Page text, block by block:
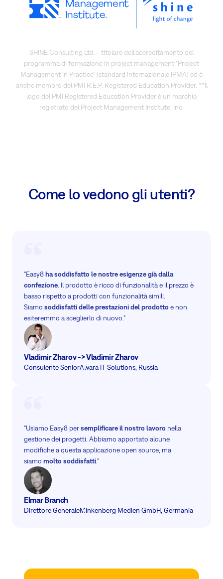
SHINE Consulting Ltd. - titolare dell'accreditamento del
programma di formazione in project management "Project
Management in Practice" (standard internazionale IPMA) ed è
anche membro del PMI R.E.P. Registered Education Provider. **Il
logo del PMI Registered Education Provider è un marchio
registrato del Project Management Institute, Inc.
Come lo vedono gli utenti?
Vladimir Zharov -> Vladimir Zharov
Consulente SeniorAwara IT Solutions, Russia
"Easy8ha soddisfatto le nostre esigenze già dalla
confezione. Il prodotto è ricco di funzionalità e il prezzo è
basso rispetto a prodotti con funzionalità simili.
Siamo soddisfatti delle prestazioni del prodottoe non
esiteremmo a sceglierlo di nuovo."
Elmar Branch
Direttore GeneraleMinkenberg Medien GmbH, Germania
"Usiamo Easy8 persemplificare il nostro lavoro nella
gestione dei progetti. Abbiamo apportato alcune
modifiche a questa applicazione open source, ma
siamo molto soddisfatti."